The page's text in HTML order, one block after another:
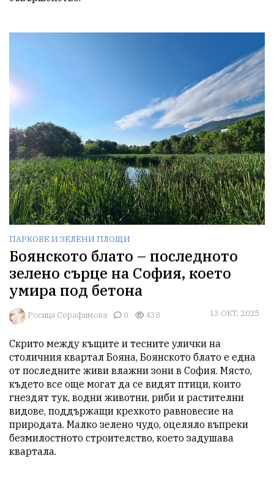
ПАРКОВЕ И ЗЕЛЕНИ ПЛОЩИ
Боянското блато – последното
зелено сърце на София, което
умира под бетона
Росица Серафимова 0 438 13 ОКТ, 2025
Скрито между къщите и тесните улички на
столичния квартал Бояна, Боянското блато е една
от последните живи влажни зони в София. Място,
където все още могат да се видят птици, които
гнездят тук, водни животни, риби и растителни
видове, поддържащи крехкото равновесие на
природата. Малко зелено чудо, оцеляло въпреки
безмилостното строителство, което задушава
квартала.